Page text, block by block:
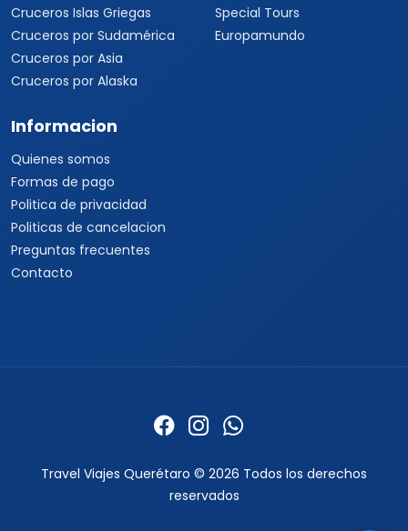
Cruceros Islas Griegas
Cruceros por Sudamérica
Cruceros por Asia
Cruceros por Alaska
Special Tours
Europamundo
Informacion
Quienes somos
Formas de pago
Politica de privacidad
Politicas de cancelacion
Preguntas frecuentes
Contacto
Travel Viajes Querétaro © 2026 Todos los derechos
reservados